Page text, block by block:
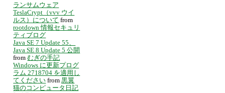
ランサムウェア
TeslaCrypt（vvv ウイ
ルス）について from
rootdown 情報セキュリ
ティブログ
Java SE 7 Update 55、
Java SE 8 Update 5 公開
from むぎの手記
Windows に更新プログ
ラム 2718704 を適用し
てください from 黒翼
猫のコンピュータ日記